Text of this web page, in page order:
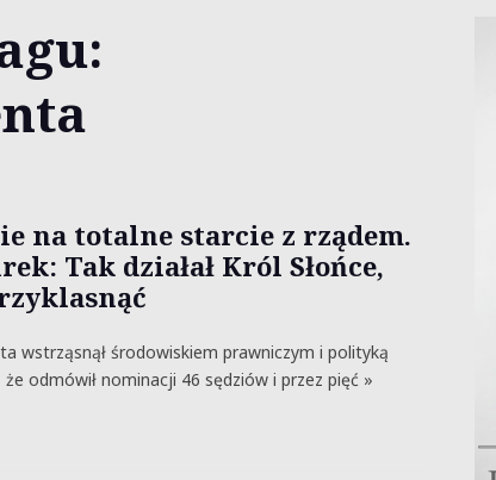
na totalne starcie z rządem.
Tak działał Król Słońce,
wstrząsnął środowiskiem prawniczym i polityką
że odmówił nominacji 46 sędziów i przez pięć »